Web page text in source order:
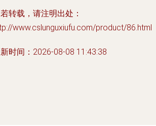
转载，请注明出处：
www.cslunguxiufu.com/product/86.html
时间：2026-08-08 11:43:38